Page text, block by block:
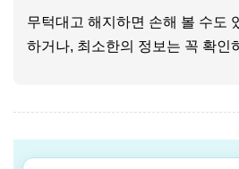
무턱대고 해지하면 손해 볼 수도
하거나, 최소한의 정보는 꼭 확인